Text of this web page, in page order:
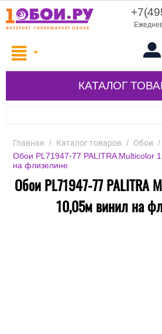
КАТАЛОГ
Главная / Каталог товаров / Обои /
Обои PL71947-77 PALITRA Multicolor
на флизелине
Обои PL71947-77 PALITRA
10,05м винил на